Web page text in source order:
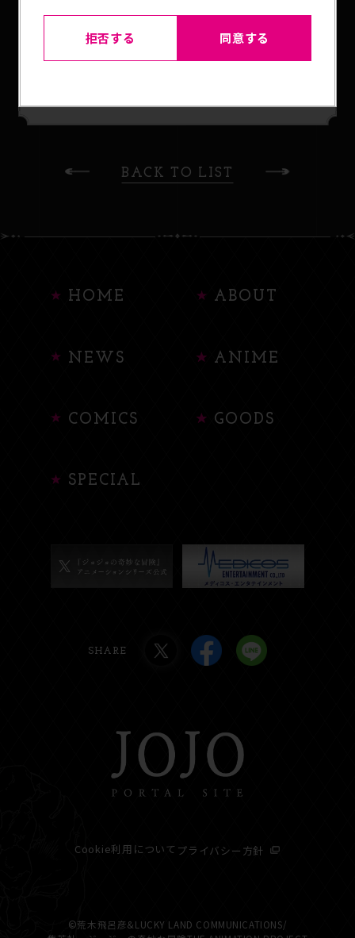
BACK TO LIST
HOME ABOUT
NEWS ANIME
COMICS GOODS
SPECIAL
SHARE
Cookie利用について プライバシー方針
©荒木飛呂彦&LUCKY LAND COMMUNICATIONS/
拒否する 同意する